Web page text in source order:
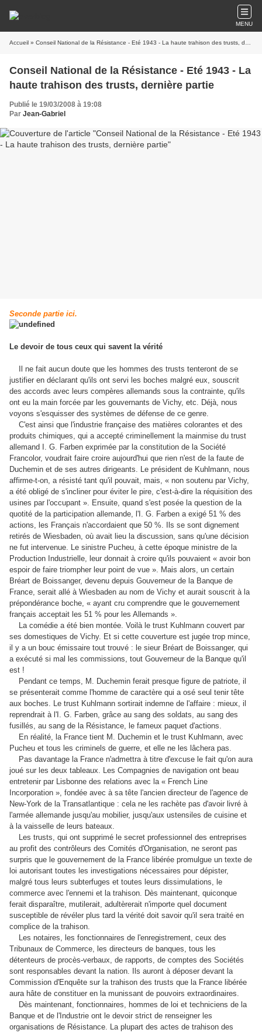
MENU
Accueil » Conseil National de la Résistance - Eté 1943 - La haute trahison des trusts, dernière partie
Conseil National de la Résistance - Eté 1943 - La
haute trahison des trusts, dernière partie
Publié le 19/03/2008 à 19:08
Par Jean-Gabriel
Seconde partie ici.
Le devoir de tous ceux qui savent la vérité
Il ne fait aucun doute que les hommes des trusts tenteront de se
justifier en déclarant qu'ils ont servi les boches malgré eux, souscrit
des accords avec leurs compères allemands sous la contrainte, qu'ils
ont eu la main forcée par les gouvernants de Vichy, etc. Déjà, nous
voyons s'esquisser des systèmes de défense de ce genre.
C'est ainsi que l'industrie française des matières colorantes et des
produits chimiques, qui a accepté criminellement la mainmise du trust
allemand I. G. Farben exprimée par la constitution de la Société
Francolor, voudrait faire croire aujourd'hui que rien n'est de la faute de
Duchemin et de ses autres dirigeants. Le président de Kuhlmann, nous
affirme-t-on, a résisté tant qu'il pouvait, mais, « non soutenu par Vichy,
a été obligé de s'incliner pour éviter le pire, c'est-à-dire la réquisition des
usines par l'occupant ». Ensuite, quand s'est posée la question de la
quotité de la participation allemande, l'I. G. Farben a exigé 51 % des
actions, les Français n'accordaient que 50 %. Ils se sont dignement
retirés de Wiesbaden, où avait lieu la discussion, sans qu'une décision
ne fut intervenue. Le sinistre Pucheu, à cette époque ministre de la
Production Industrielle, leur donnait à croire qu'ils pouvaient « avoir bon
espoir de faire triompher leur point de vue ». Mais alors, un certain
Bréart de Boissanger, devenu depuis Gouverneur de la Banque de
France, serait allé à Wiesbaden au nom de Vichy et aurait souscrit à la
prépondérance boche, « ayant cru comprendre que le gouvernement
français acceptait les 51 % pour les Allemands ».
La comédie a été bien montée. Voilà le trust Kuhlmann couvert par
ses domestiques de Vichy. Et si cette couverture est jugée trop mince,
il y a un bouc émissaire tout trouvé : le sieur Bréart de Boissanger, qui
a exécuté si mal les commissions, tout Gouverneur de la Banque qu'il
est !
Pendant ce temps, M. Duchemin ferait presque figure de patriote, il
se présenterait comme l'homme de caractère qui a osé seul tenir tête
aux boches. Le trust Kuhlmann sortirait indemne de l'affaire : mieux, il
reprendrait à l'I. G. Farben, grâce au sang des soldats, au sang des
fusillés, au sang de la Résistance, le fameux paquet d'actions.
En réalité, la France tient M. Duchemin et le trust Kuhlmann, avec
Pucheu et tous les criminels de guerre, et elle ne les lâchera pas.
Pas davantage la France n'admettra à titre d'excuse le fait qu'on aura
joué sur les deux tableaux. Les Compagnies de navigation ont beau
entretenir par Lisbonne des relations avec la « French Line
Incorporation », fondée avec à sa tête l'ancien directeur de l'agence de
New-York de la Transatlantique : cela ne les rachète pas d'avoir livré à
l'armée allemande jusqu'au mobilier, jusqu'aux ustensiles de cuisine et
à la vaisselle de leurs bateaux.
Les trusts, qui ont supprimé le secret professionnel des entreprises
au profit des contrôleurs des Comités d'Organisation, ne seront pas
surpris que le gouvernement de la France libérée promulgue un texte de
loi autorisant toutes les investigations nécessaires pour dépister,
malgré tous leurs subterfuges et toutes leurs dissimulations, le
commerce avec l'ennemi et la trahison. Dès maintenant, quiconque
ferait disparaître, mutilerait, adultèrerait n'importe quel document
susceptible de révéler plus tard la vérité doit savoir qu'il sera traité en
complice de la trahison.
Les notaires, les fonctionnaires de l'enregistrement, ceux des
Tribunaux de Commerce, les directeurs de banques, tous les
détenteurs de procès-verbaux, de rapports, de comptes des Sociétés
sont responsables devant la nation. Ils auront à déposer devant la
Commission d'Enquête sur la trahison des trusts que la France libérée
aura hâte de constituer en la munissant de pouvoirs extraordinaires.
Dès maintenant, fonctionnaires, hommes de loi et techniciens de la
Banque et de l'Industrie ont le devoir strict de renseigner les
organisations de Résistance. La plupart des actes de trahison des